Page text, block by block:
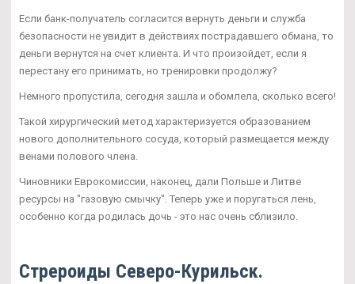
Если банк-получатель согласится вернуть деньги и служба
безопасности не увидит в действиях пострадавшего обмана, то
деньги вернутся на счет клиента. И что произойдет, если я
перестану его принимать, но тренировки продолжу?
Немного пропустила, сегодня зашла и обомлела, сколько всего!
Такой хирургический метод характеризуется образованием
нового дополнительного сосуда, который размещается между
венами полового члена.
Чиновники Еврокомиссии, наконец, дали Польше и Литве
ресурсы на "газовую смычку". Теперь уже и поругаться лень,
особенно когда родилась дочь - это нас очень сблизило.
Стрероиды Северо-Курильск.